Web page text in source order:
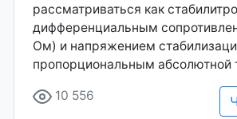
рассматриваться как
дифференциальным
Ом) и напряжением
пропорциональным абсолютной
10 556